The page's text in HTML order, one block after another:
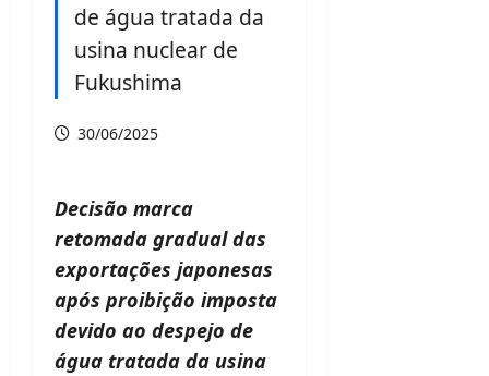
de água tratada da
usina nuclear de
Fukushima
30/06/2025
Decisão marca
retomada gradual das
exportações japonesas
após proibição imposta
devido ao despejo de
água tratada da usina